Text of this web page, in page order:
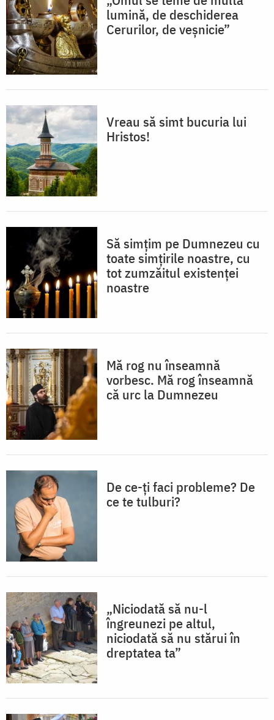
lumină, de deschiderea
Cerurilor, de veșnicie”
Vreau să simt bucuria lui
Hristos!
Să simțim pe Dumnezeu cu
toate simțirile noastre, cu
tot zumzăitul existenței
noastre
Mă rog nu înseamnă
vorbesc. Mă rog înseamnă
că urc la Dumnezeu
De ce-ți faci probleme? De
ce te tulburi?
„Niciodată să nu-l
îngreunezi pe altul,
niciodată să nu stărui în
dreptatea ta”